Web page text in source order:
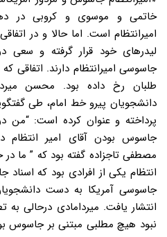
خاتمی و موسوی و کروبی
امیرانتظام است. اما حالا و در
لیدرهای خود قرار گرفته و سعی
جاسوسی امیرانتظام دارند.
طلبان رخ داده بود. محسن
دانشجویان پیرو خط امام، طی
پرداخته و عنوان کرده است: “من
جاسوس بودن آقای امیر انتظام
مصطفی تاجزاده گفته بود که ” ما در
انتظام یکی از افرادی بود که
جاسوسی آمریکا به دست
انتشار یافت. میردامادی درحالی به
نبود هیچ مطلبی مبتنی بر جاسوس